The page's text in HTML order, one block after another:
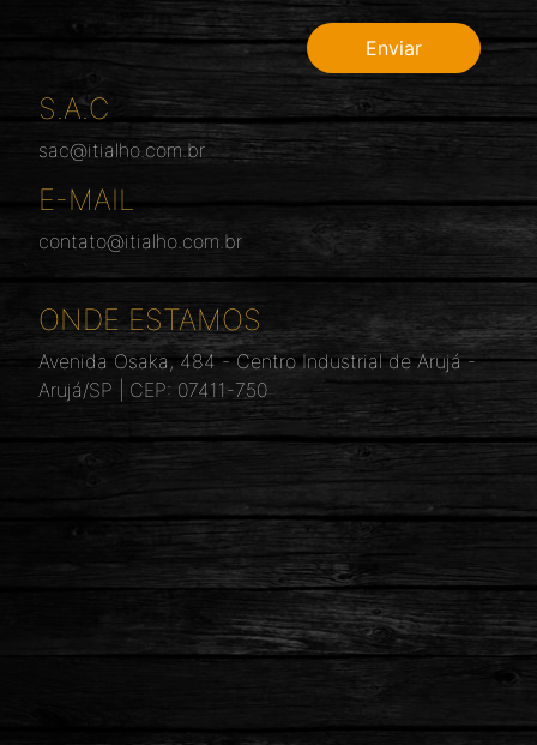
S.A.C
sac@itialho.com.br
E-MAIL
contato@itialho.com.br
ONDE ESTAMOS
Avenida Osaka, 484 - Centro Industrial de Arujá -
Arujá/SP | CEP: 07411-750